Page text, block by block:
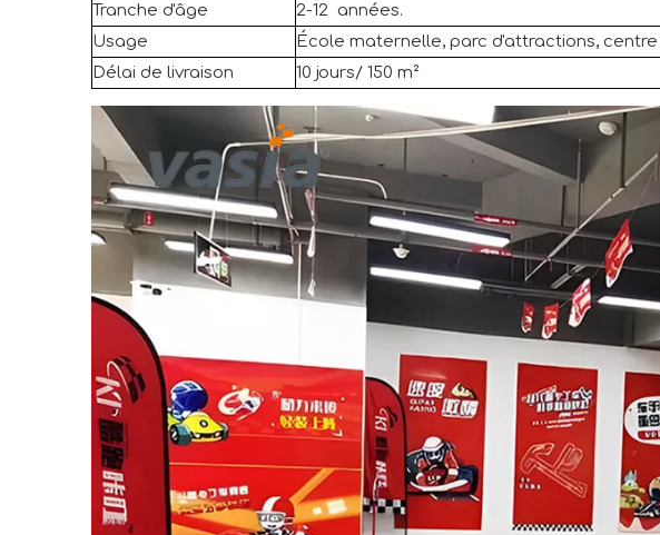
Tranche d'âge
2-12 années.
Usage
École maternelle, parc d'attractions,
Délai de livraison
10 jours/ 150 m²